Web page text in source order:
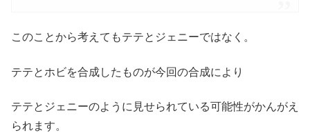
このことから考えてもテテとジェニーではなく。
テテとホビを合成したものが今回の合成により
テテとジェニーのように見せられている可能性がかんがえ
られます。